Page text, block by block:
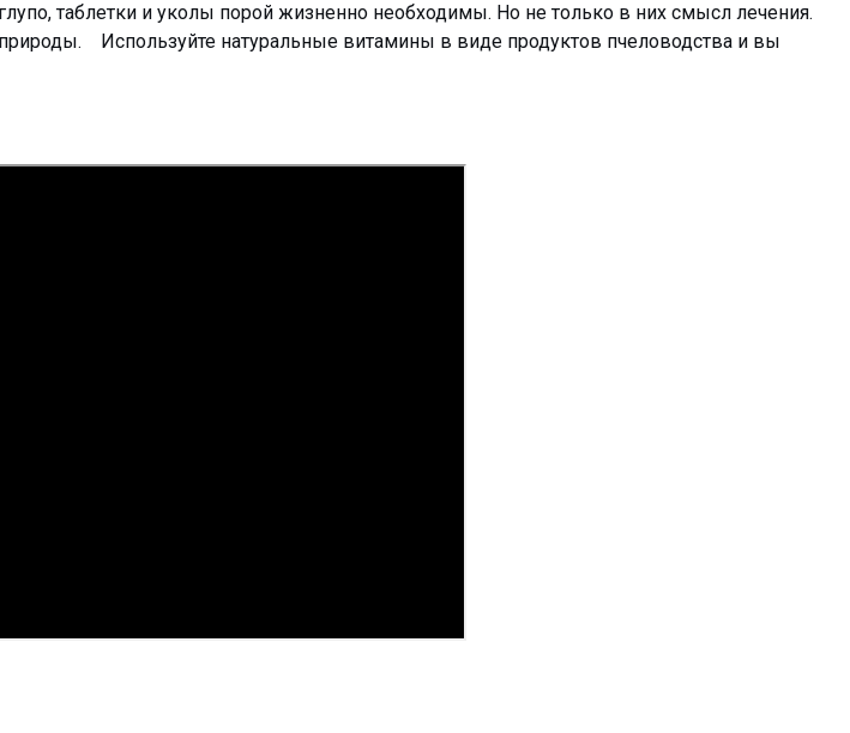
таблетки и уколы порой жизненно необходимы. Но не только в них смысл лечения.
Используйте натуральные витамины в виде продуктов пчеловодства и вы